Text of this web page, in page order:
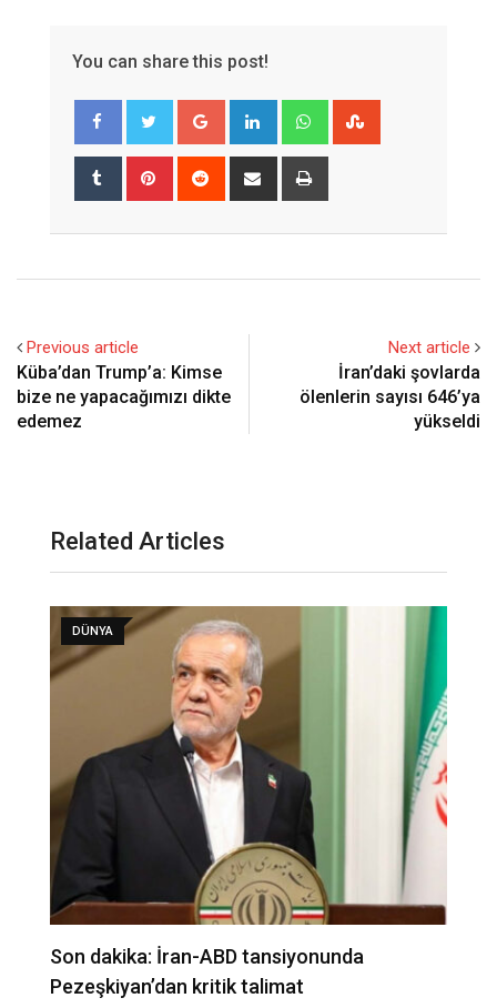
You can share this post!
Google+ LinkedIn Whatsapp
Tumblr Pinterest Reddit
Share
Previous article
Küba’dan Trump’a: Kimse
bize ne yapacağımızı dikte
edemez
Next article
İran’daki şovlarda
ölenlerin sayısı 646’ya
yükseldi
Related Articles
DÜNYA
Almanya’da toplu taşıma durma noktasında:
İhtar grevi hayatı…